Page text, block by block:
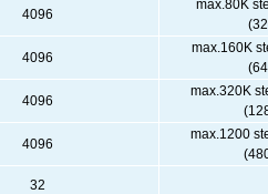
4096
max.80K
4096
max.160K
4096
max.320K
4096
max.1200
32